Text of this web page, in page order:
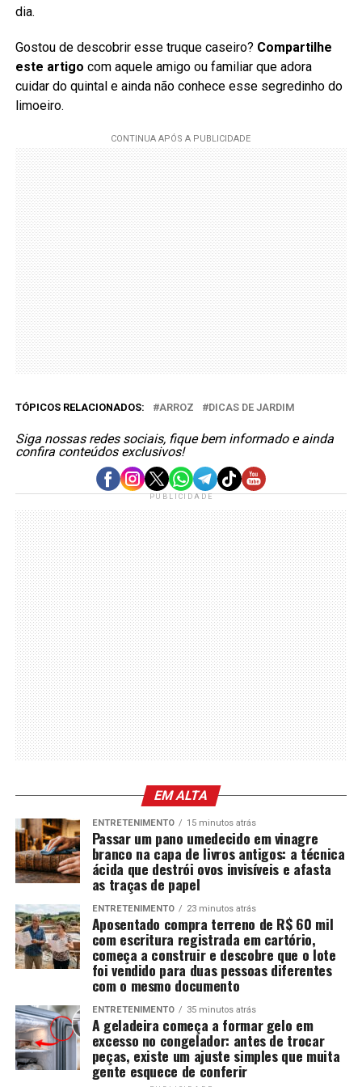
dia.
Gostou de descobrir esse truque caseiro? Compartilhe
este artigo com aquele amigo ou familiar que adora
cuidar do quintal e ainda não conhece esse segredinho do
limoeiro.
TÓPICOS RELACIONADOS: ARROZ DICAS DE JARDIM
Siga nossas redes sociais, fique bem informado e ainda
confira conteúdos exclusivos!
PUBLICIDADE
EM ALTA
ENTRETENIMENTO 15 minutos atrás
Passar um pano umedecido em vinagre
branco na capa de livros antigos: a técnica
ácida que destrói ovos invisíveis e afasta
as traças de papel
ENTRETENIMENTO 23 minutos atrás
Aposentado compra terreno de R$ 60 mil
com escritura registrada em cartório,
começa a construir e descobre que o lote
foi vendido para duas pessoas diferentes
com o mesmo documento
ENTRETENIMENTO 35 minutos atrás
A geladeira começa a formar gelo em
excesso no congelador: antes de trocar
peças, existe um ajuste simples que muita
gente esquece de conferir